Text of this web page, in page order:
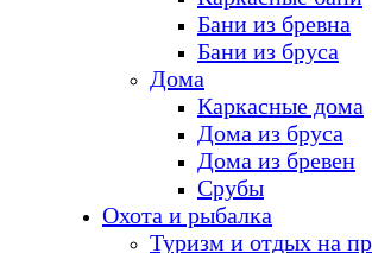
Бани из бревна
Бани из бруса
Дома
Каркасные дома
Дома из бруса
Дома из бревен
Срубы
Охота и рыбалка
Туризм и отдых на